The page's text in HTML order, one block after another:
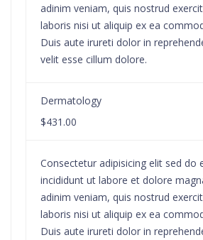
adinim veniam, quis nostrud
laboris nisi ut aliquip ex ea
Duis aute irureti dolor in
velit esse cillum dolore.
Dermatology
$431.00
Consectetur adipisicing elit sed do
incididunt ut labore et dolore
adinim veniam, quis nostrud
laboris nisi ut aliquip ex ea
Duis aute irureti dolor in